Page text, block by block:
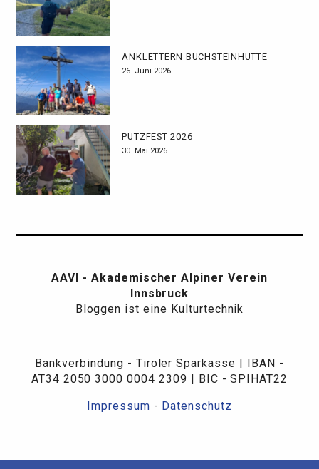
ANKLETTERN BUCHSTEINHÜTTE
26. Juni 2026
PUTZFEST 2026
30. Mai 2026
AAVI - Akademischer Alpiner Verein
Innsbruck
Bloggen ist eine Kulturtechnik
Bankverbindung - Tiroler Sparkasse | IBAN -
AT34 2050 3000 0004 2309 | BIC - SPIHAT22
Impressum - Datenschutz